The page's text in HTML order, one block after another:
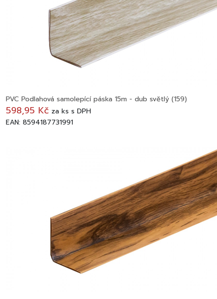
PVC Podlahová samolepící páska 15m - dub světlý (159)
598,95 Kč za ks s DPH
EAN: 8594187731991